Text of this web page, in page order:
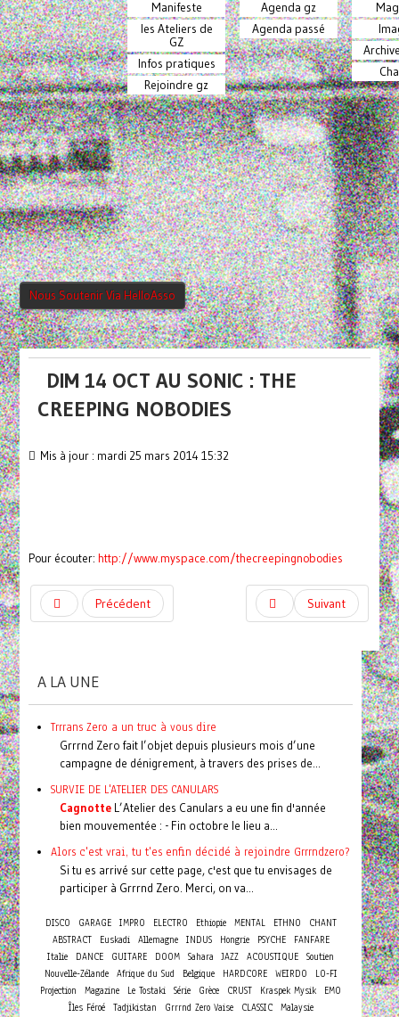
Manifeste
les Ateliers de
GZ
Infos pratiques
Rejoindre gz
Agenda gz
Agenda passé
Nous Soutenir Via HelloAsso
DIM 14 OCT AU SONIC : THE
CREEPING NOBODIES
Mis à jour : mardi 25 mars 2014 15:32
Pour écouter: http://www.myspace.com/thecreepingnobodies
Précédent Suivant
A LA UNE
Trrrans Zero a un truc à vous dire
Grrrnd Zero fait l’objet depuis plusieurs mois d’une
campagne de dénigrement, à travers des prises de...
SURVIE DE L'ATELIER DES CANULARS
CagnotteL’Atelier des Canulars a eu une fin d'année
bien mouvementée : - Fin octobre le lieu a...
Alors c'est vrai, tu t'es enfin décidé à rejoindre Grrrndzero?
Si tu es arrivé sur cette page, c'est que tu envisages de
participer à Grrrnd Zero. Merci, on va...
DISCO GARAGE IMPRO ELECTRO Ethiopie MENTAL ETHNO
CHANT
ABSTRACT
Euskadi Allemagne INDUS Hongrie PSYCHE
FANFARE
Italie
DANCE GUITARE DOOM Sahara JAZZ ACOUSTIQUE Soutien
Nouvelle-Zélande
Afrique du Sud Belgique HARDCORE WEIRDO
LO-FI
Projection
Magazine Le Tostaki Série Grèce CRUST Kraspek Mysik
EMO
Îles Féroé
Tadjikistan Grrrnd Zero Vaise CLASSIC
Malaysie